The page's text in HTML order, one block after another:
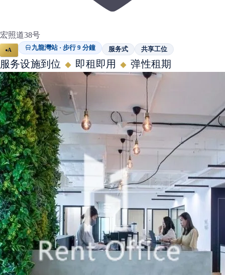
宏照道38号
A 九龍灣站 · 步行 9 分鐘 服务式 共享工位
服务设施到位 ◆ 即租即用 ◆ 弹性租期